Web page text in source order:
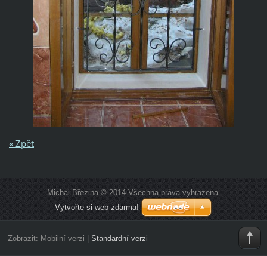
« Zpět
Michal Březina © 2014 Všechna práva vyhrazena.
Vytvořte si web zdarma!
Zobrazit: Mobilní verzi Standardní verzi